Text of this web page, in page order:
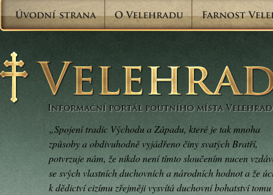
„Spojení tradic Východu a Západu, které je tak mnoha
způsoby a obdivuhodně vyjádřeno činy svatých Bratří,
potvrzuje nám, že nikdo není tímto sloučením nucen
se svých vlastních duchovních a národních hodnot a že
k dědictví cizímu zřejměji vysvítá duchovní bohatství tomu